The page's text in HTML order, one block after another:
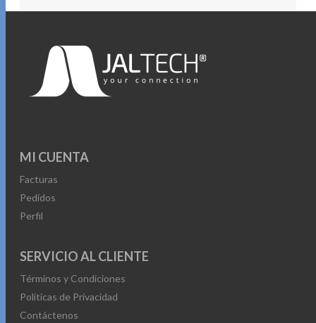
MI CUENTA
Facturas
Pedidos
Perfil
SERVICIO AL CLIENTE
Términos y Condiciones
Políticas de Privacidad
Contáctenos